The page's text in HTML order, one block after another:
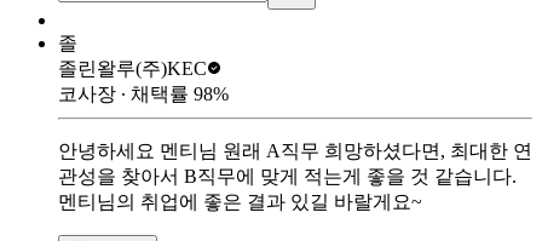
졸
졸린왈루(주)KEC
코사장 ∙ 채택률 98%
안녕하세요 멘티님 원래 A직무 희망하셨다면, 최대한 연
관성을 찾아서 B직무에 맞게 적는게 좋을 것 같습니다.
멘티님의 취업에 좋은 결과 있길 바랄게요~